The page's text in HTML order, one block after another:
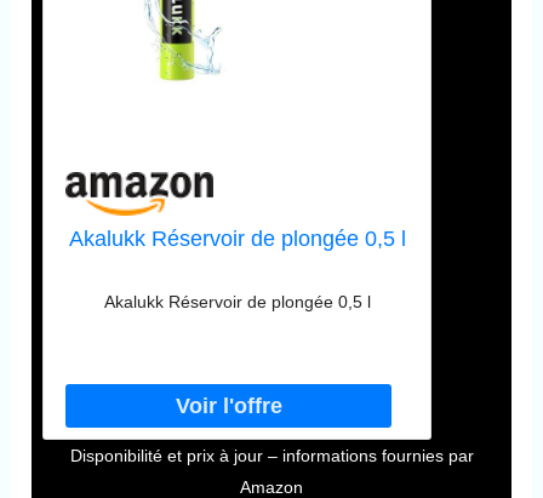
Akalukk Réservoir de plongée 0,5 l
Akalukk Réservoir de plongée 0,5 l
Disponibilité et prix à jour – informations fournies par
Amazon